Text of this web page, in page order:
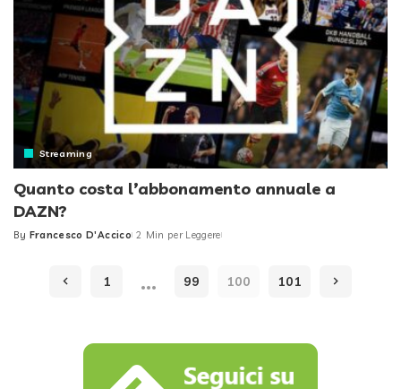
Streaming
Quanto costa l’abbonamento annuale a
DAZN?
Posted
By Francesco D'Accico 2 Min per Leggere
1 … 99 100 101